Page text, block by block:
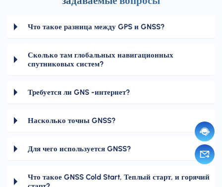
Что такое разница между GPS и GNSS?
Сколько там глобальных навигационных
спутниковых систем?
Требуется ли GNS -интернет?
Насколько точны GNSS?
Для чего используется GNSS?
Что такое GNSS Cold Start, Теплый старт, и горячий